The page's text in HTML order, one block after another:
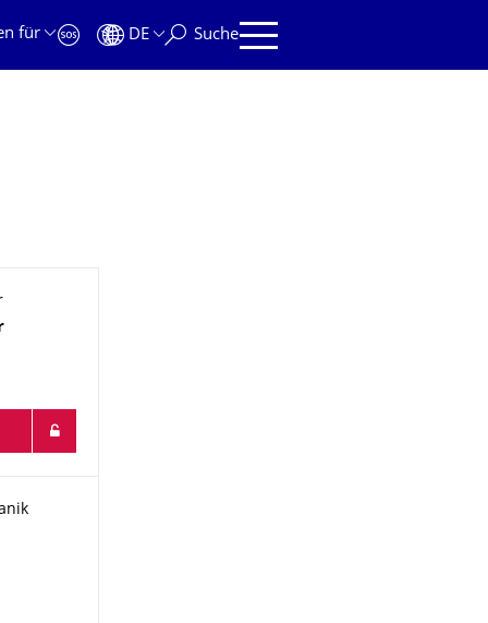
für
DE Suche